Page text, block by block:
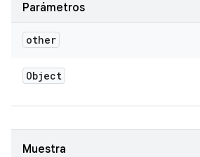
Parámetros
other
Object
Muestra